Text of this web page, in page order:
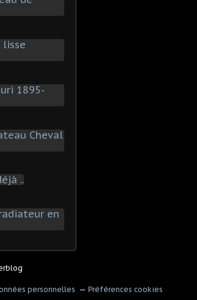
personnelles Préférences cookies